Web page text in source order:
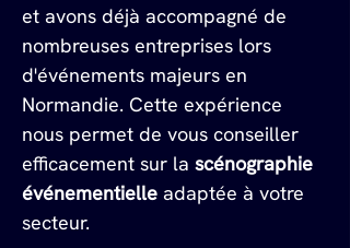
et avons déjà accompagné de
nombreuses entreprises lors
d'événements majeurs en
Normandie. Cette expérience
nous permet de vous conseiller
efficacement sur la scénographie
événementielle adaptée à votre
secteur.